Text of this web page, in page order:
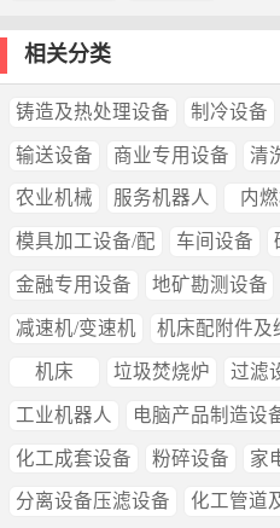
相关分类
铸造及热处理设备 制冷设备
输送设备 商业专用设备 清
农业机械 服务机器人 内
模具加工设备/配 车间设备
金融专用设备 地矿勘测设备
减速机/变速机 机床配附件及
机床 垃圾焚烧炉 过滤
工业机器人 电脑产品制造设
化工成套设备 粉碎设备 家
分离设备压滤设备 化工管道